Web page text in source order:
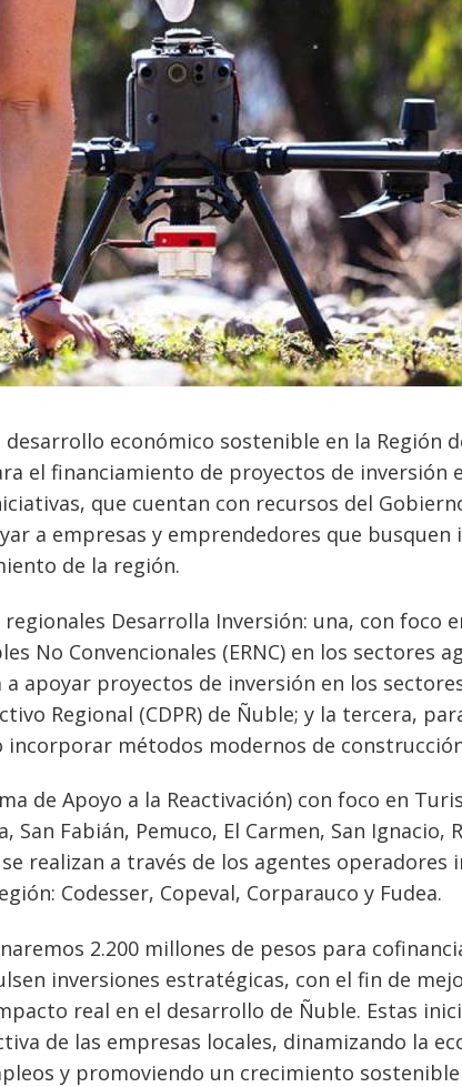
económico sostenible en la Región
el financiamiento de proyectos de inversión
que cuentan con recursos del
a empresas y emprendedores que busquen
de la región.
Desarrolla Inversión: una, con foco
No Convencionales (ERNC) en los sectores
apoyar proyectos de inversión en los
Regional (CDPR) de Ñuble; y la tercera,
incorporar métodos modernos de
de Apoyo a la Reactivación) con foco en
San Fabián, Pemuco, El Carmen, San Ignacio,
realizan a través de los agentes operadores
Codesser, Copeval, Corparauco y Fudea.
2.200 millones de pesos para
inversiones estratégicas, con el fin de
real en el desarrollo de Ñuble. Estas
de las empresas locales, dinamizando la
y promoviendo un crecimiento